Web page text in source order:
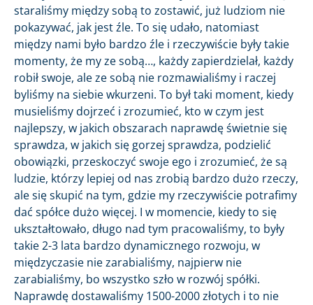
staraliśmy między sobą to zostawić, już ludziom nie
pokazywać, jak jest źle. To się udało, natomiast
między nami było bardzo źle i rzeczywiście były takie
momenty, że my ze sobą…, każdy zapierdzielał, każdy
robił swoje, ale ze sobą nie rozmawialiśmy i raczej
byliśmy na siebie wkurzeni. To był taki moment, kiedy
musieliśmy dojrzeć i zrozumieć, kto w czym jest
najlepszy, w jakich obszarach naprawdę świetnie się
sprawdza, w jakich się gorzej sprawdza, podzielić
obowiązki, przeskoczyć swoje ego i zrozumieć, że są
ludzie, którzy lepiej od nas zrobią bardzo dużo rzeczy,
ale się skupić na tym, gdzie my rzeczywiście potrafimy
dać spółce dużo więcej. I w momencie, kiedy to się
ukształtowało, długo nad tym pracowaliśmy, to były
takie 2-3 lata bardzo dynamicznego rozwoju, w
międzyczasie nie zarabialiśmy, najpierw nie
zarabialiśmy, bo wszystko szło w rozwój spółki.
Naprawdę dostawaliśmy 1500-2000 złotych i to nie